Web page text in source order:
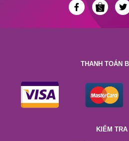
THANH TOÁN
KIỂM TRA